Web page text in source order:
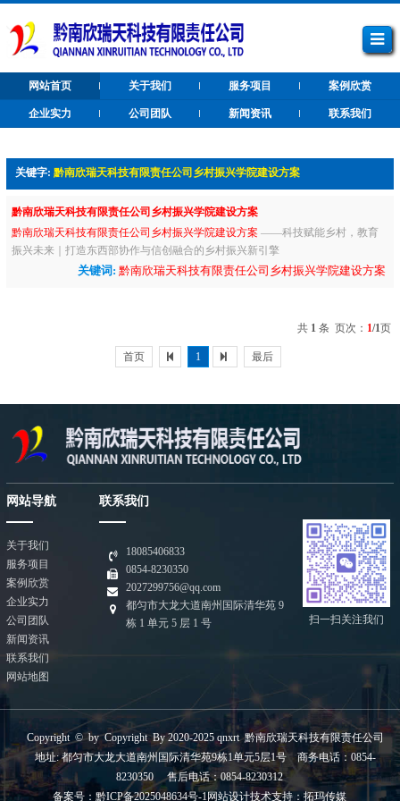
网站首页 关于我们 服务项目 案例欣赏
企业实力 公司团队 新闻资讯 联系我们
关键字: 黔南欣瑞天科技有限责任公司乡村振兴学院建设方案
黔南欣瑞天科技有限责任公司乡村振兴学院建设方案
黔南欣瑞天科技有限责任公司乡村振兴学院建设方案 ——科技赋能乡村，教育
振兴未来｜打造东西部协作与信创融合的乡村振兴新引擎
关键词: 黔南欣瑞天科技有限责任公司乡村振兴学院建设方案
共 1 条 页次： 1/1页
首页 1 最后
网站导航
关于我们
服务项目
案例欣赏
企业实力
公司团队
新闻资讯
联系我们
网站地图
联系我们
18085406833
0854-8230350
2027299756@qq.com
都匀市大龙大道南州国际清华苑 9
栋 1 单元 5 层 1 号
扫一扫关注我们
Copyright © by Copyright By 2020-2025 qnxrt 黔南欣瑞天科技有限责任公司
地址: 都匀市大龙大道南州国际清华苑9栋1单元5层1号 商务电话：0854-
8230350 售后电话：0854-8230312
备案号：黔ICP备2025048634号-1网站设计技术支持：拓玛传媒